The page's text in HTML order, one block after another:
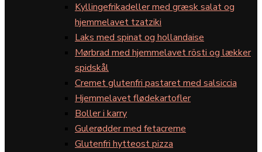
Kyllingefrikadeller med græsk salat og
hjemmelavet tzatziki
Laks med spinat og hollandaise
Mørbrad med hjemmelavet rösti og lækker
spidskål
Cremet glutenfri pastaret med salsiccia
Hjemmelavet flødekartofler
Boller i karry
Gulerødder med fetacreme
Glutenfri hytteost pizza